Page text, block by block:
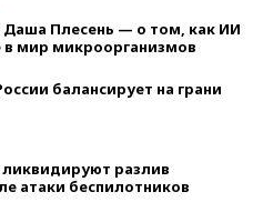
Плесень — о том, как ИИ
в мир микроорганизмов
балансирует на грани
разлив
атаки беспилотников